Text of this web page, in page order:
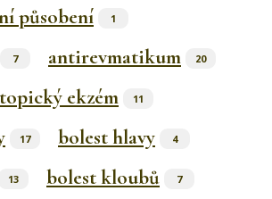
působení 1
7 antirevmatikum 20
ekzém 11
17 bolest hlavy 4
13 bolest kloubů 7